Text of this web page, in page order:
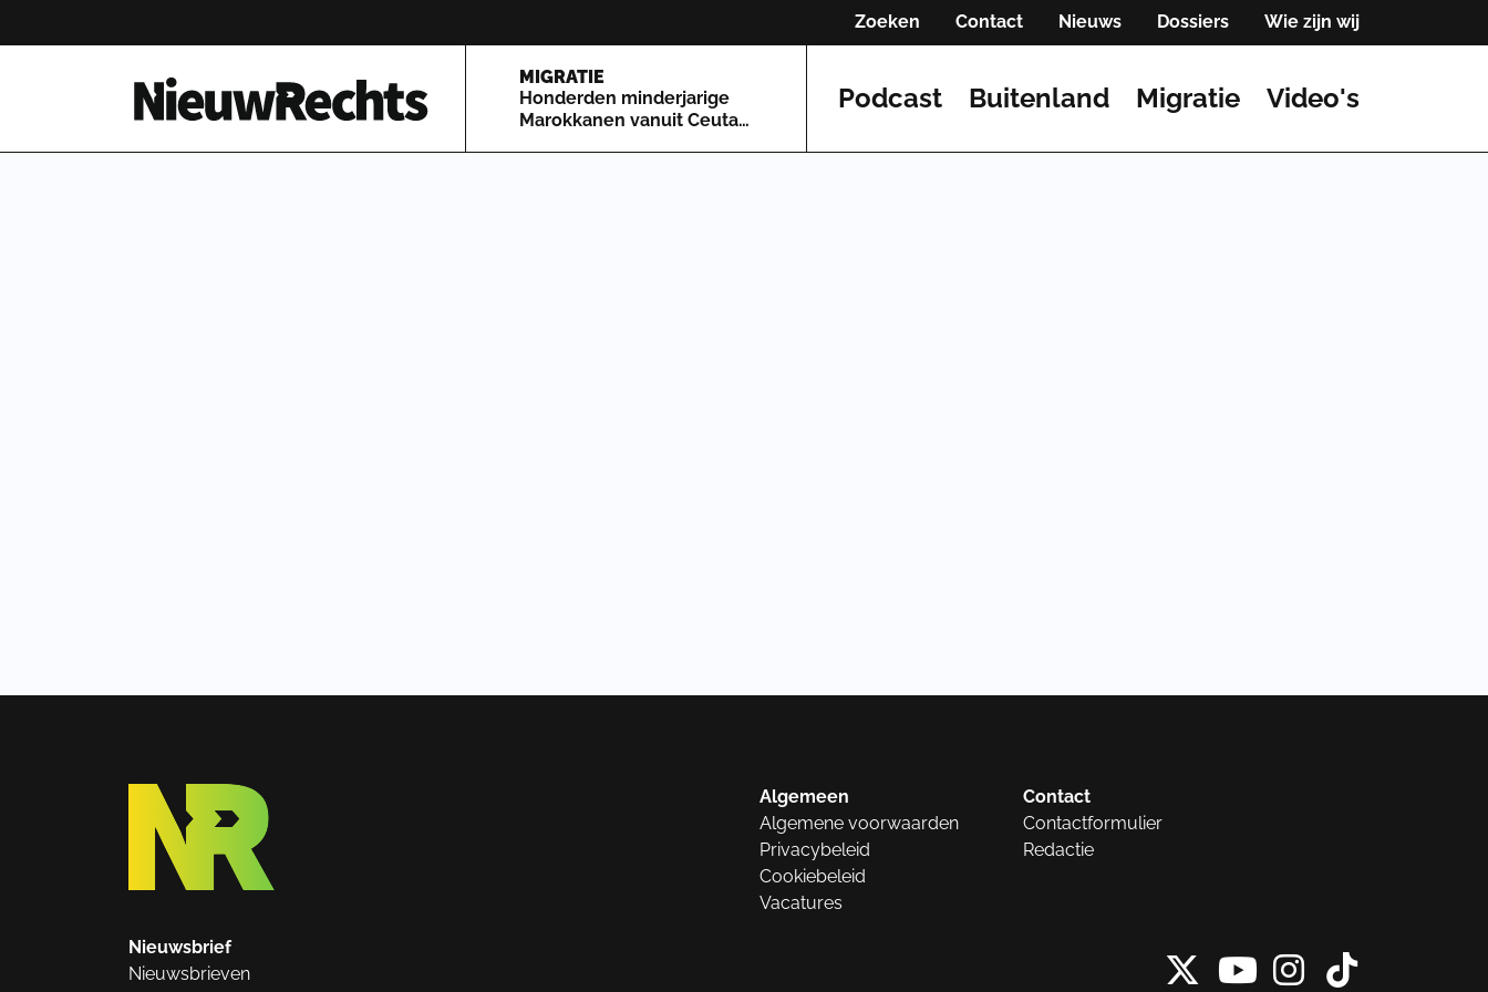
Zoeken Contact Nieuws Dossiers Wie zijn wij
Homepage van NieuwRechts
MIGRATIE
Honderden minderjarige
Marokkanen vanuit Ceuta
Podcast Buitenland Migratie Video's
Algemeen
Algemene voorwaarden
Privacybeleid
Cookiebeleid
Vacatures
Contact
Contactformulier
Redactie
Nieuwsbrief
Nieuwsbrieven
X vanInstagram
Tiktok